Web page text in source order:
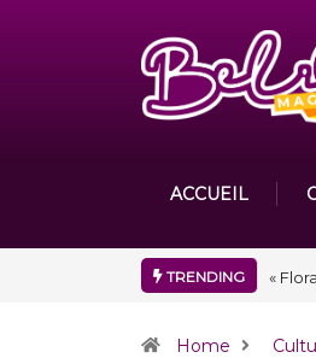
ACCUEIL
TRENDING
Home